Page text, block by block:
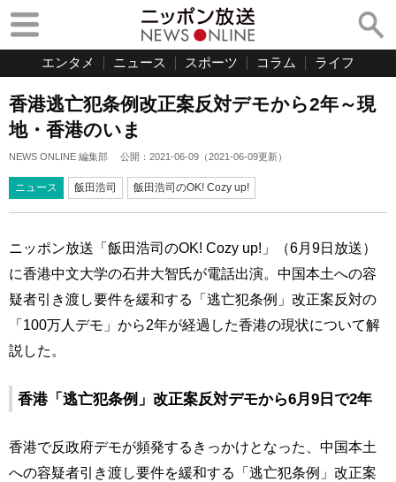
エンタメ ニュース スポーツ コラム ライフ
香港逃亡犯条例改正案反対デモから2年～現
地・香港のいま
NEWS ONLINE 編集部 公開： 2021-06-09 （2021-06-09更新）
ニュース 飯田浩司 飯田浩司のOK! Cozy up!
ニッポン放送「飯田浩司のOK! Cozy up!」（6月9日放送）
に香港中文大学の石井大智氏が電話出演。中国本土への容
疑者引き渡し要件を緩和する「逃亡犯条例」改正案反対の
「100万人デモ」から2年が経過した香港の現状について解
説した。
香港「逃亡犯条例」改正案反対デモから6月9日で2年
香港で反政府デモが頻発するきっかけとなった、中国本土
への容疑者引き渡し要件を緩和する「逃亡犯条例」改正案